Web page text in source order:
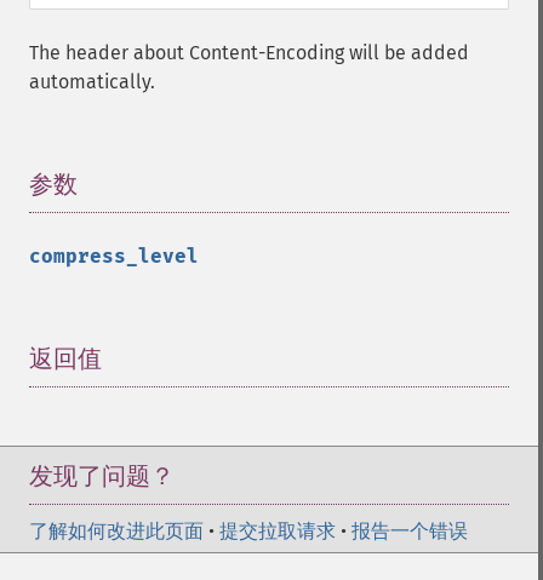
The header about Content-Encoding will be added
automatically.
参数
compress_level
返回值
发现了问题？
了解如何改进此页面 • 提交拉取请求 • 报告一个错误